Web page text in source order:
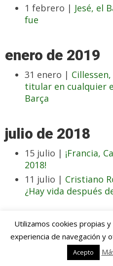
1 febrero | Jesé, el
fue
enero de 2019
31 enero |
titular en cualquier
Barça
julio de 2018
15 julio | ¡Francia,
2018!
11 julio | Cristiano
¿Hay vida después
junio de 2018
19 junio |Sergej
ciernes por el que
Utilizamos cookies propias
experiencia de navegación y
Acepto